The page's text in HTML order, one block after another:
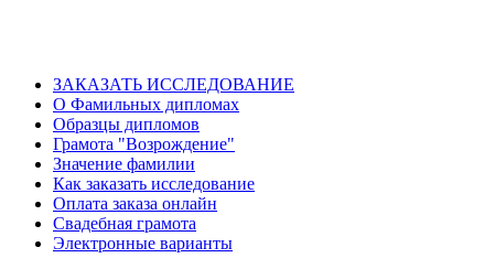
ЗАКАЗАТЬ ИССЛЕДОВАНИЕ
О Фамильных дипломах
Образцы дипломов
Грамота "Возрождение"
Значение фамилии
Как заказать исследование
Оплата заказа онлайн
Свадебная грамота
Электронные варианты